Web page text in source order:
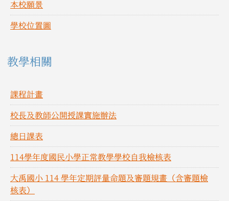
本校願景
學校位置圖
教學相關
課程計畫
校長及教師公開授課實施辦法
總日課表
114學年度國民小學正常教學學校自我檢核表
大禹國小 114 學年定期評量命題及審題規畫（含審題檢
核表）